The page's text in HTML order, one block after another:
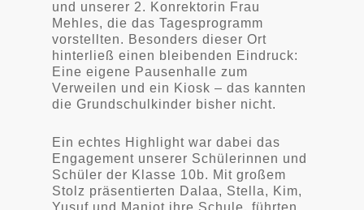
und unserer 2. Konrektorin Frau
Mehles, die das Tagesprogramm
vorstellten. Besonders dieser Ort
hinterließ einen bleibenden Eindruck:
Eine eigene Pausenhalle zum
Verweilen und ein Kiosk – das kannten
die Grundschulkinder bisher nicht.
Ein echtes Highlight war dabei das
Engagement unserer Schülerinnen und
Schüler der Klasse 10b. Mit großem
Stolz präsentierten Dalaa, Stella, Kim,